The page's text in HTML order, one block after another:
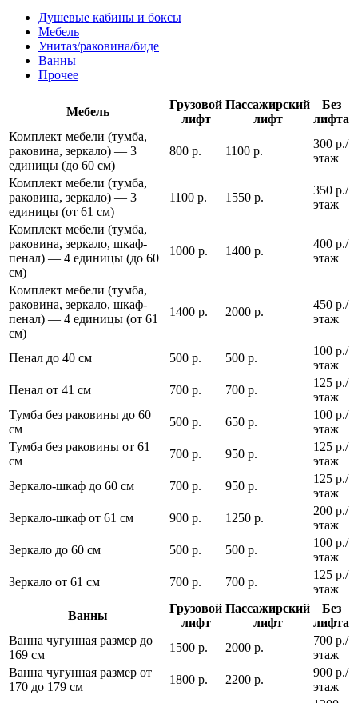
Душевые кабины и боксы
Мебель
Унитаз/раковина/биде
Ванны
Прочее
Мебель
Грузовой
лифт
Пассажирский
лифт
Без
лифта
Комплект мебели (тумба,
раковина, зеркало) — 3
единицы (до 60 см)
800 р. 1100 р.
300 р./
этаж
Комплект мебели (тумба,
раковина, зеркало) — 3
единицы (от 61 см)
1100 р. 1550 р.
350 р./
этаж
Комплект мебели (тумба,
раковина, зеркало, шкаф-
пенал) — 4 единицы (до 60
см)
1000 р. 1400 р.
400 р./
этаж
Комплект мебели (тумба,
раковина, зеркало, шкаф-
пенал) — 4 единицы (от 61
см)
1400 р. 2000 р.
450 р./
этаж
Пенал до 40 см 500 р. 500 р.
100 р./
этаж
Пенал от 41 см
700 р. 700 р.
125 р./
этаж
Тумба без раковины до 60
см
500 р. 650 р.
100 р./
этаж
Тумба без раковины от 61
см
700 р. 950 р.
125 р./
этаж
Зеркало-шкаф до 60 см
700 р. 950 р.
125 р./
этаж
Зеркало-шкаф от 61 см
900 р. 1250 р.
200 р./
этаж
Зеркало до 60 см
500 р. 500 р.
100 р./
этаж
Зеркало от 61 см
700 р. 700 р.
125 р./
этаж
Ванны
Грузовой
лифт
Пассажирский
лифт
Без
лифта
Ванна чугунная размер до
169 см
1500 р. 2000 р.
700 р./
этаж
Ванна чугунная размер от
170 до 179 см
1800 р. 2200 р.
900 р./
этаж